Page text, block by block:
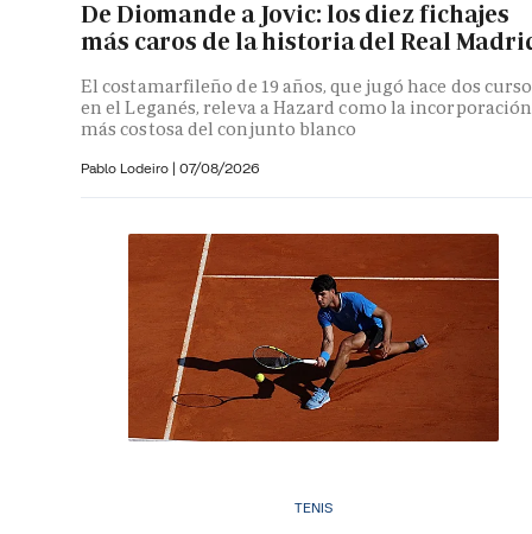
De Diomande a Jovic: los diez fichajes
más caros de la historia del Real
El costamarfileño de 19 años, que jugó hace dos
en el Leganés, releva a Hazard como la incorporación
más costosa del conjunto blanco
Pablo Lodeiro | 07/08/2026
TENIS